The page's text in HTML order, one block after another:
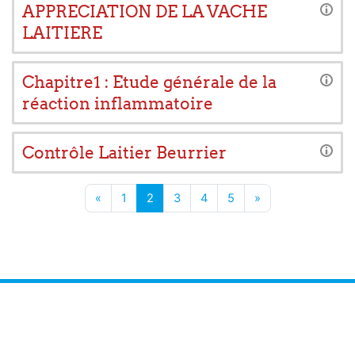
APPRECIATION DE LA VACHE
LAITIERE
Chapitre1 : Etude générale de la
réaction inflammatoire
Contrôle Laitier Beurrier
«Page précédente
1 Page 1
2Page 2
3Page 3
4Page 4
5Page 5
»Page suivante